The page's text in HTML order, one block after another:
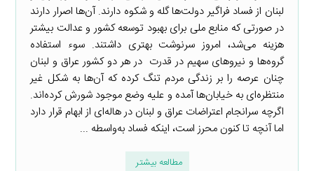
لبنان از فساد فراگیر دولت‌ها گله و شکوه دارند. آن‌ها اصرار دارند
در صورتی که منابع ملی برای بهبود توسعه کشور و عدالت بیشتر
هزینه می‌شد، امروز سرنوشت بهتری داشتند. سوء استفاده
گروه‌ها و نیروهای سهیم در قدرت در هر دو کشور عراق و لبنان
چنان عرصه را بر زندگی مردم تنگ کرده که آن‌ها به شکل غیر
منتظره‌ای به خیابان‌ها آمده و علیه وضع موجود شورش کرده‌اند.
اگرچه سرانجام اعتراضات عراق و لبنان در هاله‌ای از ابهام قرار دارد
اما آنچه تا کنون محرز است، اینکه فساد به‌واسطه ...
مطالعه بیشتر